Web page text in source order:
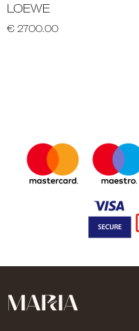
LOEWE
€ 2700.00